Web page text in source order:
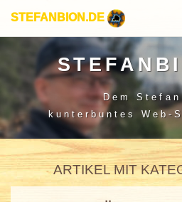
STEFANBION.DE
Dem
kunterbuntes Web-
ARTIKEL MIT